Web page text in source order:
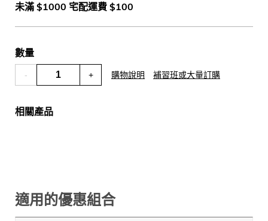
未滿 $1000 宅配運費 $100
數量
- + 購物說明 補習班或大量訂購
相關產品
適用的優惠組合